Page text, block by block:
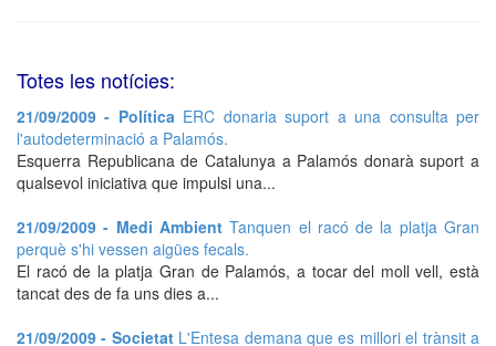
Totes les notícies:
21/09/2009 - Política ERC donaria suport a una consulta per
l'autodeterminació a Palamós.
Esquerra Republicana de Catalunya a Palamós donarà suport a
qualsevol iniciativa que impulsi una...
21/09/2009 - Medi AmbientTanquen el racó de la platja Gran
perquè s'hi vessen aigües fecals.
El racó de la platja Gran de Palamós, a tocar del moll vell, està
tancat des de fa uns dies a...
21/09/2009 - Societat L'Entesa demana que es millori el trànsit a